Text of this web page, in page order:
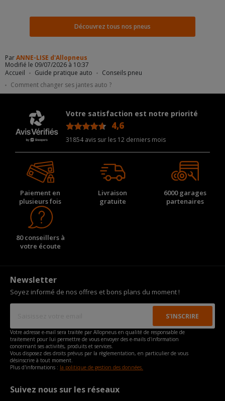
Accueil Guide pratique auto
Conseils pneu
Comment changer ses jantes auto ?
Découvrez tous nos pneus
ParANNE-LISE d'Allopneus
Modifié le 09/07/2026 à 10:37
Votre satisfaction est notre priorité
4,6
31854 avis sur les 12 derniers mois
Paiement en
plusieurs fois
Livraison
gratuite
6000 garages
partenaires
80 conseillers à
votre écoute
Newsletter
Soyez informé de nos offres et bons plans du moment !
Votre adresse e-mail sera traitée par Allopneus en qualité de responsable de
traitement pour lui permettre de vous envoyer des e-mails d'information
concernant ses activités, produits et services.
Vous disposez des droits prévus par la règlementation, en particulier de vous
désinscrire à tout moment.
Plus d'informations : la politique de gestion des données.
Suivez nous sur les réseaux